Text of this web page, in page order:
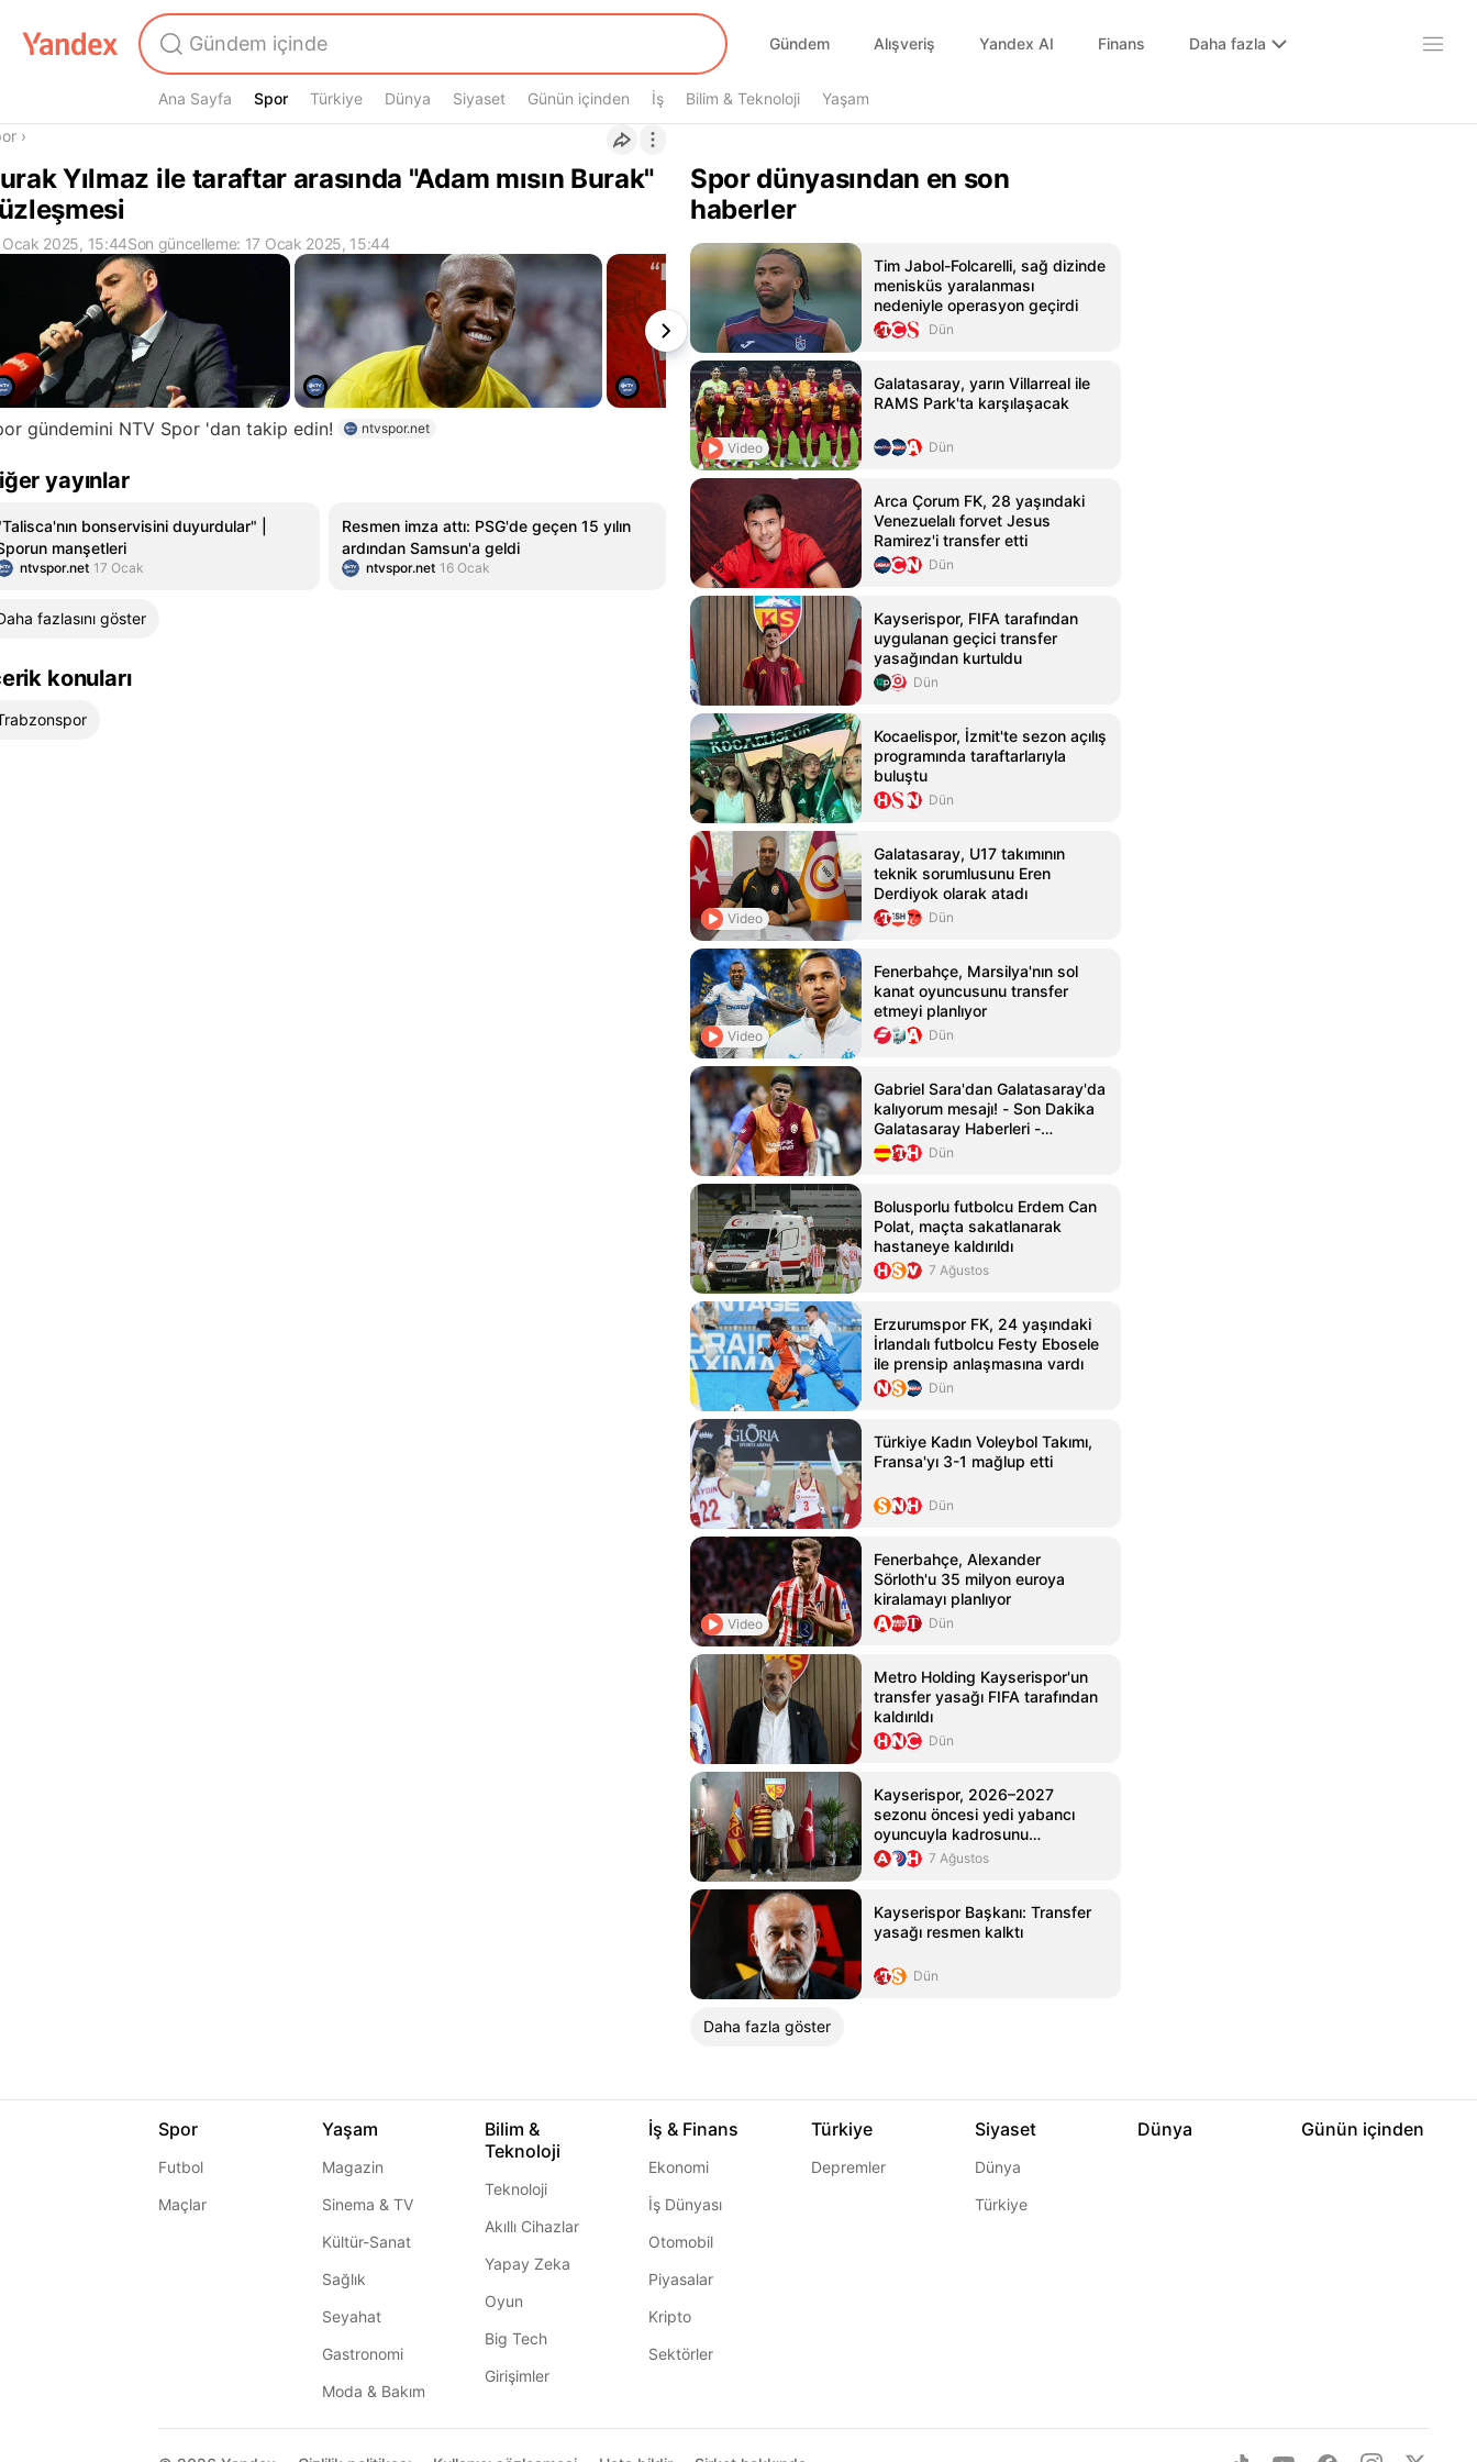
Gündem Alışveriş Yandex AI Finans Daha fazla
Ana Sayfa Spor
Spor Türkiye Dünya Siyaset Günün içinden İş Bilim & Teknoloji Yaşam
›
Yılmaz ile taraftar arasında "Adam mısın Burak"
Ocak 2025, 15:44Son güncelleme: 17 Ocak 2025, 15:44
gündemini NTV Spor 'dan takip edin! ntvspor.net
yayınlar
bonservisini duyurdular" |
manşetleri
ntvspor.net 17 Ocak
Resmen imza attı: PSG'de geçen 15 yılın
ardından Samsun'a geldi
ntvspor.net 16 Ocak
fazlasını göster
konuları
Spor dünyasından en son
haberler
Tim Jabol-Folcarelli, sağ dizinde
menisküs yaralanması
nedeniyle operasyon geçirdi
Dün
Video
Galatasaray, yarın Villarreal ile
RAMS Park'ta karşılaşacak
Dün
Arca Çorum FK, 28 yaşındaki
Venezuelalı forvet Jesus
Ramirez'i transfer etti
Dün
Kayserispor, FIFA tarafından
uygulanan geçici transfer
yasağından kurtuldu
Dün
Kocaelispor, İzmit'te sezon açılış
programında taraftarlarıyla
buluştu
Dün
Video
Galatasaray, U17 takımının
teknik sorumlusunu Eren
Derdiyok olarak atadı
Dün
Video
Fenerbahçe, Marsilya'nın sol
kanat oyuncusunu transfer
etmeyi planlıyor
Dün
Gabriel Sara'dan Galatasaray'da
kalıyorum mesajı! - Son Dakika
Galatasaray Haberleri -
Habertürk
Dün
Bolusporlu futbolcu Erdem Can
Polat, maçta sakatlanarak
hastaneye kaldırıldı
7 Ağustos
Erzurumspor FK, 24 yaşındaki
İrlandalı futbolcu Festy Ebosele
ile prensip anlaşmasına vardı
Dün
Türkiye Kadın Voleybol Takımı,
Fransa'yı 3-1 mağlup etti
Dün
Video
Fenerbahçe, Alexander
Sörloth'u 35 milyon euroya
kiralamayı planlıyor
Dün
Metro Holding Kayserispor'un
transfer yasağı FIFA tarafından
kaldırıldı
Dün
Kayserispor, 2026–2027
sezonu öncesi yedi yabancı
oyuncuyla kadrosunu
güçlendirdi7 Ağustos
Kayserispor Başkanı: Transfer
yasağı resmen kalktı
Dün
Daha fazla göster
Spor
Futbol
Maçlar
Yaşam
Magazin
Sinema & TV
Kültür-Sanat
Sağlık
Seyahat
Gastronomi
Moda & Bakım
Bilim &
Teknoloji
Teknoloji
Akıllı Cihazlar
Yapay Zeka
Oyun
Big Tech
Girişimler
İş & Finans
Ekonomi
İş Dünyası
Otomobil
Piyasalar
Kripto
Sektörler
Türkiye
Depremler
Siyaset
Dünya
Türkiye
Dünya Günün içinden